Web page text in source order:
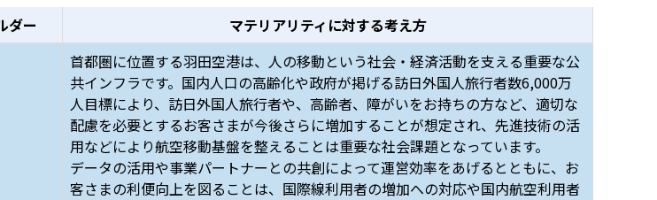
ダー マテリアリティに対する考え方
首都圏に位置する羽田空港は、人の移動という社会・経済活動を支える重要な公
共インフラです。国内人口の高齢化や政府が掲げる訪日外国人旅行者数6,000万
人目標により、訪日外国人旅行者や、高齢者、障がいをお持ちの方など、適切な
配慮を必要とするお客さまが今後さらに増加することが想定され、先進技術の活
用などにより航空移動基盤を整えることは重要な社会課題となっています。
データの活用や事業パートナーとの共創によって運営効率をあげるとともに、お
客さまの利便向上を図ることは、国際線利用者の増加への対応や国内航空利用者